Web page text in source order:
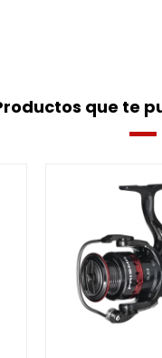
que te